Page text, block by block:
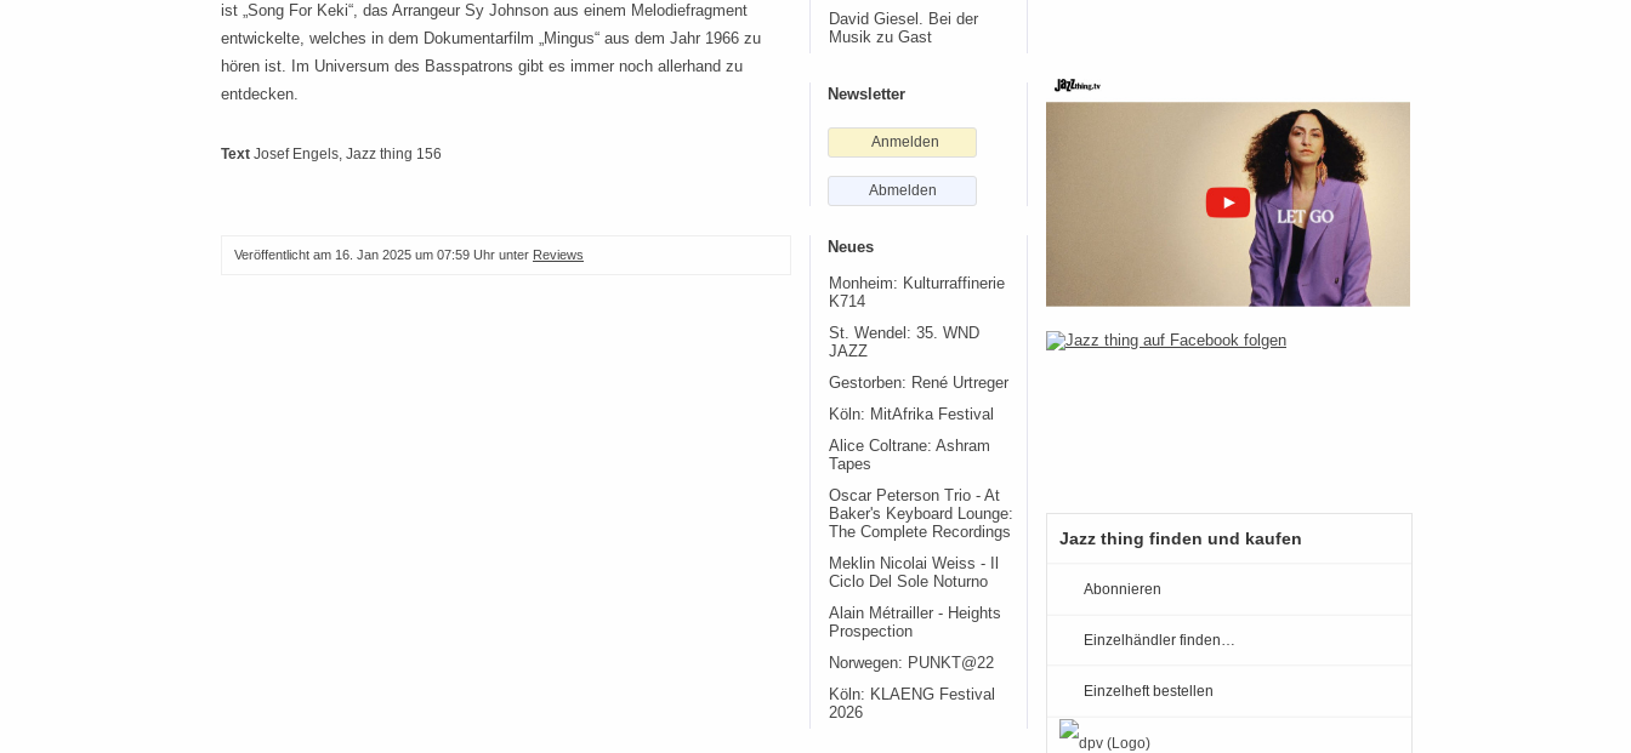
ist „Song For Keki“, das Arrangeur Sy Johnson aus einem Melodiefragment
entwickelte, welches in dem Dokumentarfilm „Mingus“ aus dem Jahr 1966 zu
hören ist. Im Universum des Basspatrons gibt es immer noch allerhand zu
entdecken.
Text Josef Engels, Jazz thing 156
Veröffentlicht am 16. Jan 2025 um 07:59 Uhr unter Reviews
David Giesel. Bei der
Musik zu Gast
Newsletter
Anmelden
Abmelden
Neues
Monheim: Kulturraffinerie
K714
St. Wendel: 35. WND
JAZZ
Gestorben: René Urtreger
Köln: MitAfrika Festival
Alice Coltrane: Ashram
Tapes
Oscar Peterson Trio - At
Baker's Keyboard Lounge:
The Complete Recordings
Meklin Nicolai Weiss - Il
Ciclo Del Sole Noturno
Alain Métrailler - Heights
Prospection
Norwegen: PUNKT@22
Köln: KLAENG Festival
2026
Jazz thing finden und kaufen
Abonnieren
Einzelhändler finden…
Einzelheft bestellen